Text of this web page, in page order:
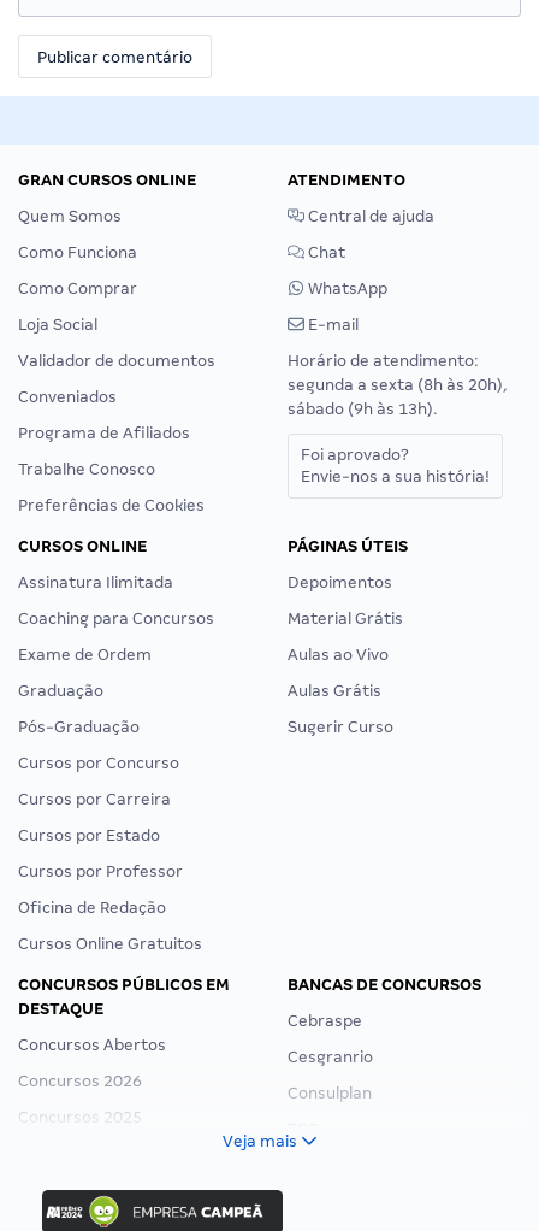
GRAN CURSOS ONLINE
Quem Somos
Como Funciona
Como Comprar
Loja Social
Validador de documentos
Conveniados
Programa de Afiliados
Trabalhe Conosco
Preferências de Cookies
ATENDIMENTO
Central de ajuda
Chat
WhatsApp
E-mail
Horário de atendimento:
segunda a sexta (8h às 20h),
sábado (9h às 13h).
Foi aprovado?
Envie-nos a sua história!
CURSOS ONLINE
Assinatura Ilimitada
Coaching para Concursos
Exame de Ordem
Graduação
Pós-Graduação
Cursos por Concurso
Cursos por Carreira
Cursos por Estado
Cursos por Professor
Oficina de Redação
Cursos Online Gratuitos
PÁGINAS ÚTEIS
Depoimentos
Material Grátis
Aulas ao Vivo
Aulas Grátis
Sugerir Curso
CONCURSOS PÚBLICOS EM
DESTAQUE
Concursos Abertos
Concursos 2026
Concursos 2025
Concurso Ibama
Concurso MPU
BANCAS DE CONCURSOS
Cebraspe
Cesgranrio
Consulplan
Veja mais